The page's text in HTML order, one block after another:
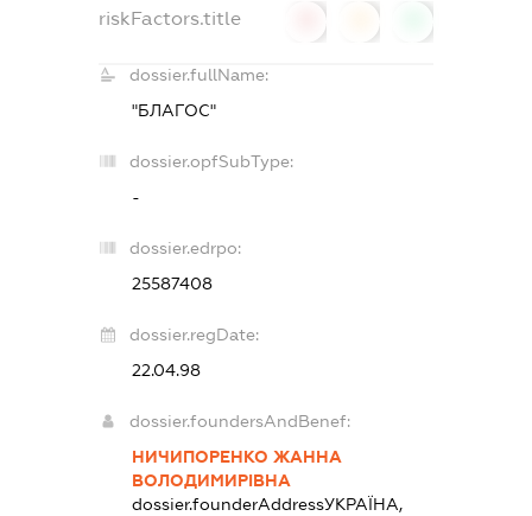
riskFactors.title
dossier.fullName:
"БЛАГОС"
dossier.opfSubType:
-
dossier.edrpo:
25587408
dossier.regDate:
22.04.98
dossier.foundersAndBenef:
НИЧИПОРЕНКО ЖАННА
ВОЛОДИМИРІВНА
dossier.founderAddressУКРАЇНА,